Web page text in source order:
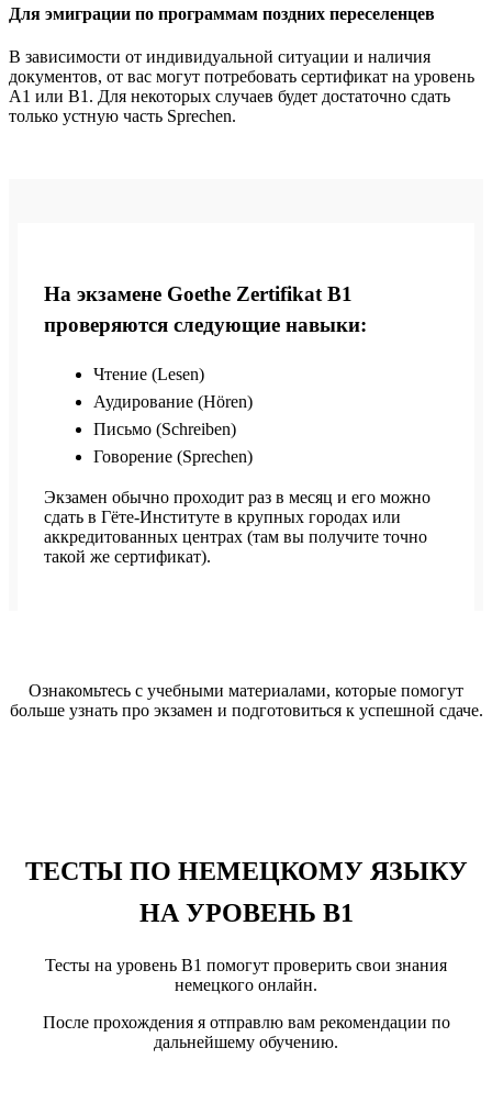
Для эмиграции по программам поздних переселенцев
В зависимости от индивидуальной ситуации и наличия
документов, от вас могут потребовать сертификат на уровень
А1 или B1. Для некоторых случаев будет достаточно сдать
только устную часть Sprechen.
На экзамене Goethe Zertifikat B1
проверяются следующие навыки:
Чтение (Lesen)
Аудирование (Hören)
Письмо (Schreiben)
Говорение (Sprechen)
Экзамен обычно проходит раз в месяц и его можно
сдать в Гёте-Институте в крупных городах или
аккредитованных центрах (там вы получите точно
такой же сертификат).
Ознакомьтесь с учебными материалами, которые помогут
больше узнать про экзамен и подготовиться к успешной сдаче.
ТЕСТЫ ПО НЕМЕЦКОМУ ЯЗЫКУ
НА УРОВЕНЬ B1
Тесты на уровень B1 помогут проверить свои знания
немецкого онлайн.
После прохождения я отправлю вам рекомендации по
дальнейшему обучению.